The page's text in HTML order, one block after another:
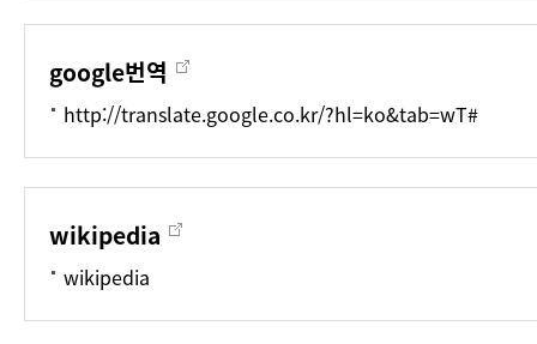
google번역
http://translate.google.co.kr/?hl=ko&tab=wT#
wikipedia
wikipedia